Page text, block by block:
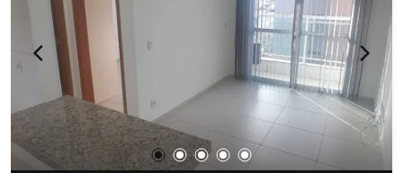
com mercadinho interno, salão de festas com
churrasqueira, academia, bicicletário, biblioteca,
brinquedoteca, playground e vaga coberta
próxima ao elevador. Localização privilegiada,
próximo à Unisagrado, Uninove, USP e com fácil
acesso à UNESP, UNIP e às principais rodovias
da cidade. Ideal para estudantes, professores e
profissionais que buscam conforto, segurança e